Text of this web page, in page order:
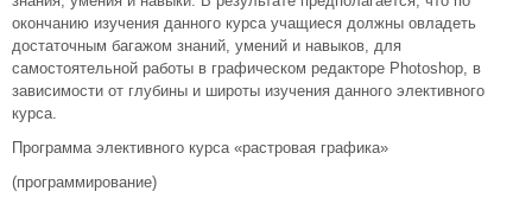
окончанию изучения данного курса учащиеся должны овладеть
достаточным багажом знаний, умений и навыков, для
самостоятельной работы в графическом редакторе Photoshop, в
зависимости от глубины и широты изучения данного элективного
курса.
Программа элективного курса «растровая графика»
(программирование)